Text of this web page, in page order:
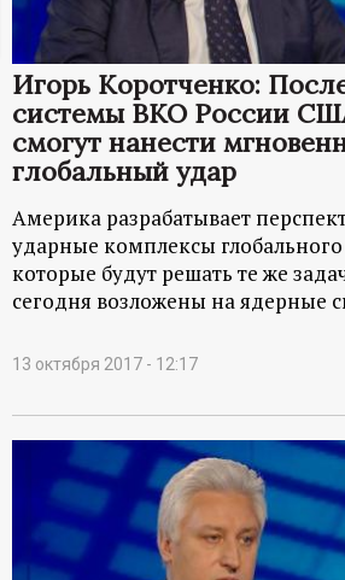
а
ц
и
о
н
н
ы
й
Игорь Коротченко:
системы ВКО России
смогут нанести
глобальный удар
Америка разрабатывает
ударные комплексы
которые будут решать те же
сегодня возложены на ядерные
13 октября 2017 - 12:17